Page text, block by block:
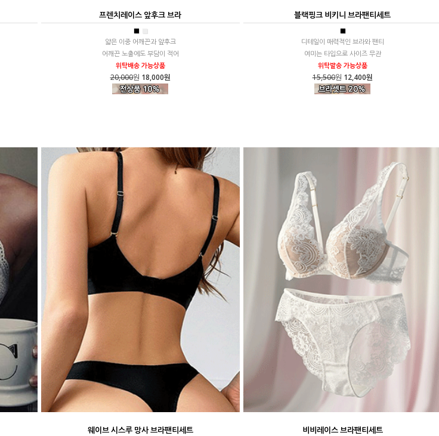
프렌치레이스 앞후크 브라
■ ■
얇은 이중 어깨끈과 앞후크
어깨끈 노출에도 부담이 적어
위탁배송 가능상품
20,000원 18,000원
블랙핑크 비키니 브라팬티세트
■
디테일이 매력적인 브라와 팬티
여미는 타입으로 사이즈 무관
위탁발송 가능상품
15,500원 12,400원
웨이브 시스루 망사 브라팬티세트 비비레이스 브라팬티세트